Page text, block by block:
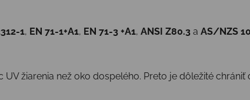
1, EN 71-1+A1, EN 71-3 +A1, ANSI Z80.3 a AS/NZS
žiarenia než oko dospelého. Preto je dôležité